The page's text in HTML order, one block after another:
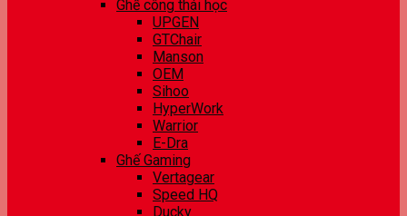
Ghế công thái học
UPGEN
GTChair
Manson
OEM
Sihoo
HyperWork
Warrior
E-Dra
Ghế Gaming
Vertagear
Speed HQ
Ducky